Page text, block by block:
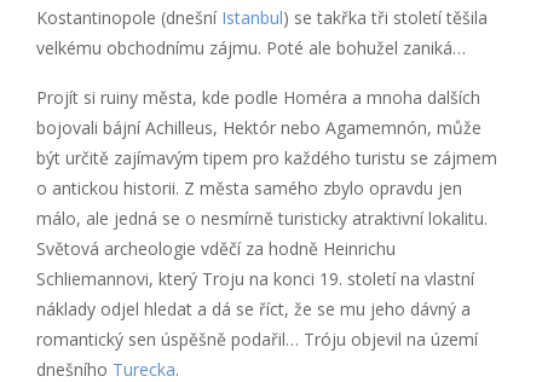
Kostantinopole (dnešní Istanbul) se takřka tři století těšila
velkému obchodnímu zájmu. Poté ale bohužel zaniká…
Projít si ruiny města, kde podle Homéra a mnoha dalších
bojovali bájní Achilleus, Hektór nebo Agamemnón, může
být určitě zajímavým tipem pro každého turistu se zájmem
o antickou historii. Z města samého zbylo opravdu jen
málo, ale jedná se o nesmírně turisticky atraktivní lokalitu.
Světová archeologie vděčí za hodně Heinrichu
Schliemannovi, který Troju na konci 19. století na vlastní
náklady odjel hledat a dá se říct, že se mu jeho dávný a
romantický sen úspěšně podařil… Tróju objevil na území
dnešního Turecka.